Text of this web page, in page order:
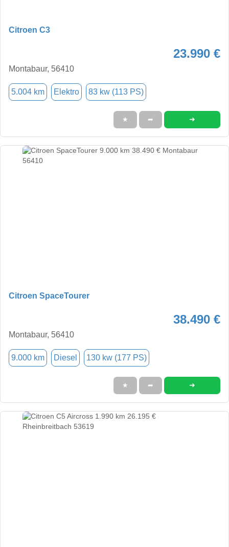
Citroen C3
23.990 €
Montabaur, 56410
5.004 km Elektro 83 kw (113 PS)
★ ➦ ➜
Citroen SpaceTourer
38.490 €
Montabaur, 56410
9.000 km Diesel 130 kw (177 PS)
★ ➦ ➜